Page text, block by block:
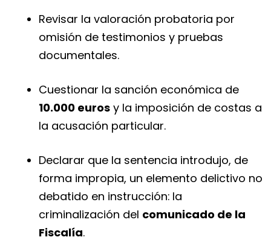
Revisar la valoración probatoria por
omisión de testimonios y pruebas
documentales.
Cuestionar la sanción económica de
10.000 euros y la imposición de costas a
la acusación particular.
Declarar que la sentencia introdujo, de
forma impropia, un elemento delictivo no
debatido en instrucción: la
criminalización del comunicado de la
Fiscalía.